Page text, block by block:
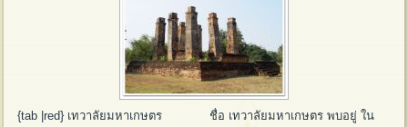
{tab |red} เทวาลัยมหาเกษตร ชื่อ เทวาลัยมหาเกษตร พบอยู่ ใน